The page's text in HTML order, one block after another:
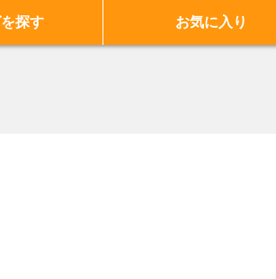
探す お気に入り